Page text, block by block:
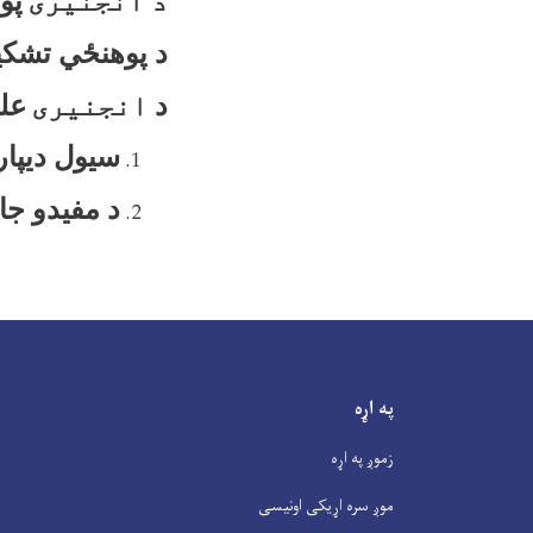
د پوهنځي
د انجنیری
سیول د
د مفیدو
په اړه
زموږ په اړه
موږ سره اړیکی اونیسی